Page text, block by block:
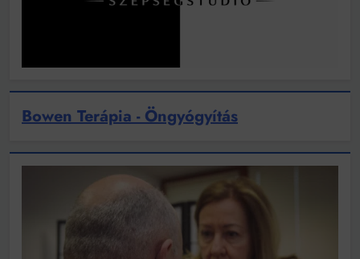
Bowen Terápia - Öngyógyítás